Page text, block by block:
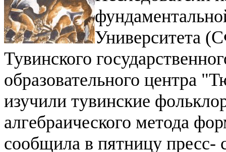
Университета
Тувинского
образовательного центра
изучили тувинские
алгебраического метода
сообщила в пятницу